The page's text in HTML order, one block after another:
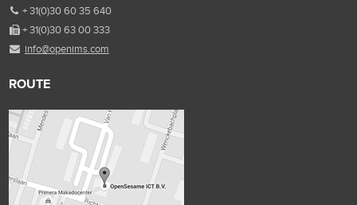
+ 31(0)30 60 35 640
+ 31(0)30 63 00 333
info@openims.com
ROUTE